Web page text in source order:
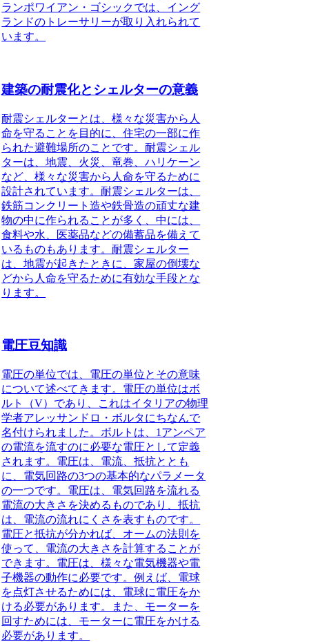
ランポワイアン・ゴシックでは、イング
ランドのトレーサリーが取り入れられて
います。
建築の耐震化とシェルターの意義
耐震シェルターとは、様々な災害から人
命を守ることを目的に、住宅の一部に作
られた避難場所のこと です。耐震シェル
ターは、地震、火災、竜巻、ハリケーン
など、様々な災害から人命を守るために
設計されています。耐震シェルターは、
鉄筋コンクリート造や鉄骨造の頑丈な建
物の中に作られることが多く、中には、
食料や水、医薬品などの備蓄品を備えて
いるものもあります。耐震シェルター
は、地震が起きたときに、家屋の倒壊な
どから人命を守るために有効な手段とな
ります。
電圧豆知識
電圧の単位では、電圧の単位とその意味
について述べてきます。電圧の単位はボ
ルト（V）であり、これはイタリアの物理
学者アレッサンドロ・ボルタにちなんで
名付けられました。ボルトは、1アンペア
の電流を流すのに必要な電圧として定義
されます。電圧は、電流、抵抗ととも
に、電気回路の3つの基本的なパラメータ
の一つです。電圧は、電気回路を流れる
電流の大きさを決めるものであり、抵抗
は、電流の流れにくさを表すものです。
電圧と抵抗が分かれば、オームの法則を
使って、電流の大きさを計算することが
できます。電圧は、様々な電気機器や電
子機器の動作に必要です。例えば、電球
を点灯させるためには、電球に電圧をか
ける必要があります。また、モーターを
回すためには、モーターに電圧をかける
必要があります。